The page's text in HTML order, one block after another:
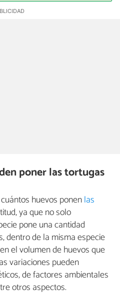
poner las tortugas
huevos ponenlas
ya que no solo
pone una cantidad
dentro de la misma especie
el volumen de huevos que
variaciones pueden
de factores ambientales
otros aspectos.